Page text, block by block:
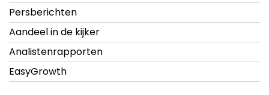
Persberichten
Aandeel in de kijker
Analistenrapporten
EasyGrowth